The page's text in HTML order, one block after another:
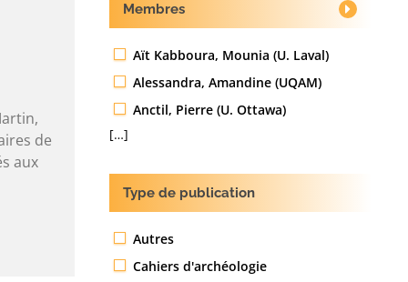
de
aux
Membres
Aït Kabboura, Mounia (U. Laval)
Alessandra, Amandine (UQAM)
Anctil, Pierre (U. Ottawa)
[…]
Type de publication
Autres
Cahiers d'archéologie